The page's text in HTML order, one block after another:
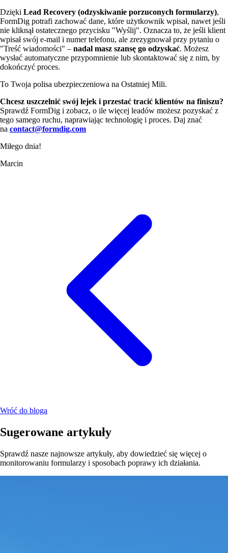
Dzięki Lead Recovery (odzyskiwanie porzuconych formularzy),
FormDig potrafi zachować dane, które użytkownik wpisał, nawet jeśli
nie kliknął ostatecznego przycisku "Wyślij". Oznacza to, że jeśli klient
wpisał swój e-mail i numer telefonu, ale zrezygnował przy pytaniu o
"Treść wiadomości" – nadal masz szansę go odzyskać. Możesz
wysłać automatyczne przypomnienie lub skontaktować się z nim, by
dokończyć proces.
To Twoja polisa ubezpieczeniowa na Ostatniej Mili.
Chcesz uszczelnić swój lejek i przestać tracić klientów na finiszu?
Sprawdź FormDig i zobacz, o ile więcej leadów możesz pozyskać z
tego samego ruchu, naprawiając technologię i proces. Daj znać
na contact@formdig.com
Miłego dnia!
Marcin
Wróć do bloga
Sugerowane artykuły
Sprawdź nasze najnowsze artykuły, aby dowiedzieć się więcej o
monitorowaniu formularzy i sposobach poprawy ich działania.